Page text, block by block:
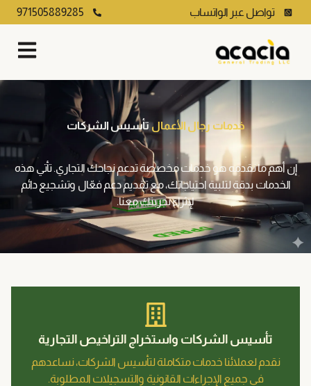
تواصل عبر الواتساب 971505889285
خدمات رجال الأعمالتأسيس الشركات
إن أهم ما نقدمه هو خدمات مخصصة تدعم نجاحك التجاري. تأتي هذه
الخدمات بدقة لتلبية احتياجاتك، مع تقديم دعم فعّال وتشجيع دائم
لإثراء تجربتك معنا.
تأسيس الشركات واستخراج التراخيص التجارية
نقدم لعملائنا خدمات متكاملة لتأسيس الشركات، نساعدهم
في جميع الإجراءات القانونية والتسجيلات المطلوبة.